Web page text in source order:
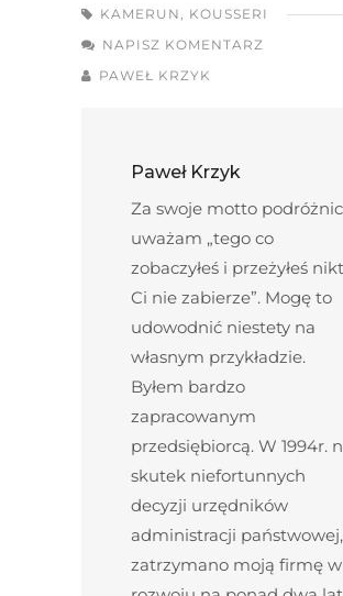
KAMERUN, KOUSSERI
NAPISZ KOMENTARZ
PAWEŁ KRZYK
Paweł Krzyk
Za swoje motto
uważam „tego co
zobaczyłeś i przeżyłeś nikt
Ci nie zabierze”. Mogę to
udowodnić niestety na
własnym przykładzie.
Byłem bardzo
zapracowanym
przedsiębiorcą. W 1994r.
skutek niefortunnych
decyzji urzędników
administracji państwowej,
zatrzymano moją firmę w